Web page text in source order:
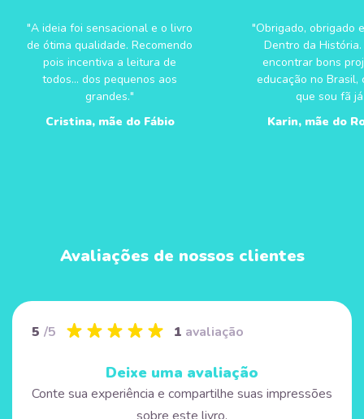
"A ideia foi sensacional e o livro
de ótima qualidade. Recomendo
pois incentiva a leitura de
todos... dos pequenos aos
grandes."
Cristina, mãe do Fábio
"Obrigado, obrigado
Dentro da
encontrar bons
educação no Brasil,
que sou fã
Karin, mãe do
Avaliações de nossos clientes
5 /5 1 avaliação
Deixe uma avaliação
Conte sua experiência e compartilhe suas impressões